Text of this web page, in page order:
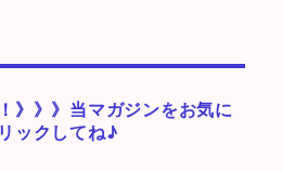
》》》当マガジンをお気に
ックしてね♪